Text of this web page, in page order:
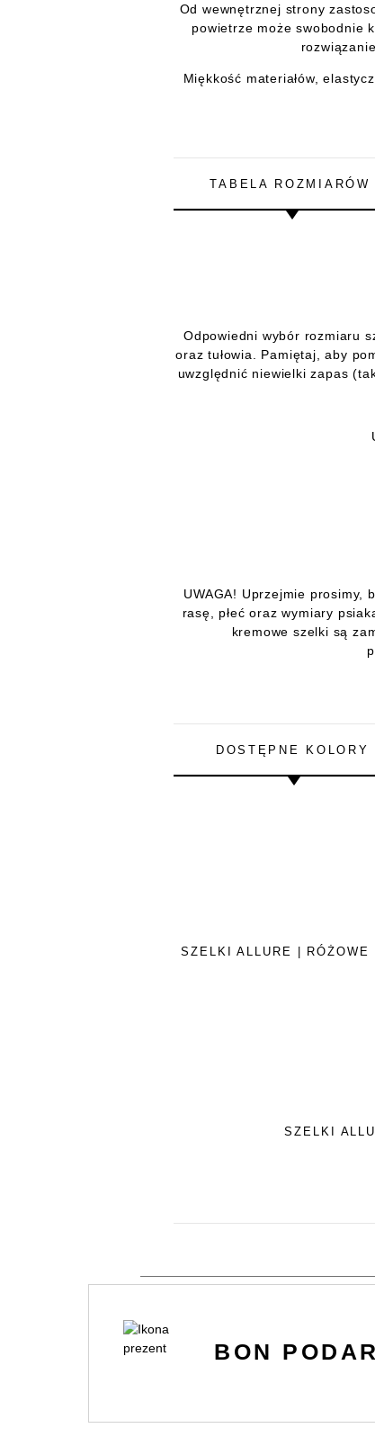
Od wewnętrznej strony
powietrze może swobodnie
Miękkość materiałów,
TABELA ROZMIARÓW
Odpowiedni wybór rozmiaru
oraz tułowia. Pamiętaj, aby
uwzględnić niewielki zapas
UWAGA! Uprzejmie prosimy,
rasę, płeć oraz wymiary
kremowe szelki są
DOSTĘPNE KOLORY
SZELKI ALLURE | RÓŻOWE
SZELKI
BON